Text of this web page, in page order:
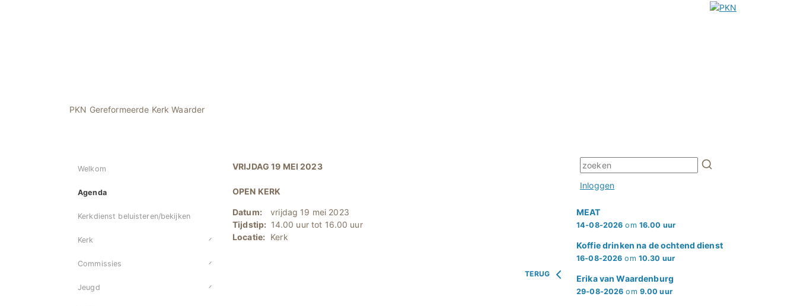
PKN Gereformeerde Kerk Waarder
Welkom
Agenda
Kerkdienst beluisteren/bekijken
Kerk
Commissies
Jeugd
VRIJDAG 19 MEI 2023
OPEN KERK
Datum:
vrijdag 19 mei 2023
Tijdstip: 14.00 uur tot 16.00 uur
Locatie: Kerk
TERUG
Inloggen
MEAT
14-08-2026 om 16.00 uur
Koffie drinken na de ochtend dienst
16-08-2026 om 10.30 uur
Erika van Waardenburg
29-08-2026 om 9.00 uur